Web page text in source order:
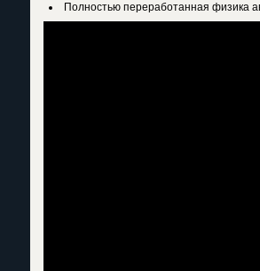
Полностью переработанная физика